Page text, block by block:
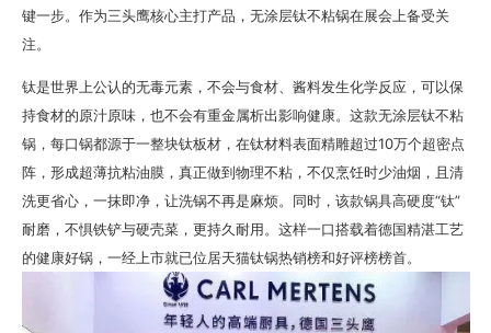
键一步。作为三头鹰核心主打产品，无涂层钛不粘锅在展会上备受关
注。
钛是世界上公认的无毒元素，不会与食材、酱料发生化学反应，可以保
持食材的原汁原味，也不会有重金属析出影响健康。这款无涂层钛不粘
锅，每口锅都源于一整块钛板材，在钛材料表面精雕超过10万个超密点
阵，形成超薄抗粘油膜，真正做到物理不粘，不仅烹饪时少油烟，且清
洗更省心，一抹即净，让洗锅不再是麻烦。同时，该款锅具高硬度“钛”
耐磨，不惧铁铲与硬壳菜，更持久耐用。这样一口搭载着德国精湛工艺
的健康好锅，一经上市就已位居天猫钛锅热销榜和好评榜榜首。